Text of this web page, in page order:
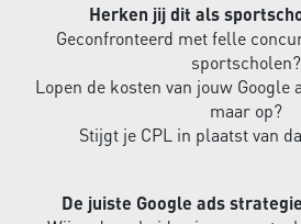
Herken jij dit als
Geconfronteerd met felle
sportscholen?
Lopen de kosten van jouw Google
maar op?
Stijgt je CPL in plaatst van
De juiste Google ads